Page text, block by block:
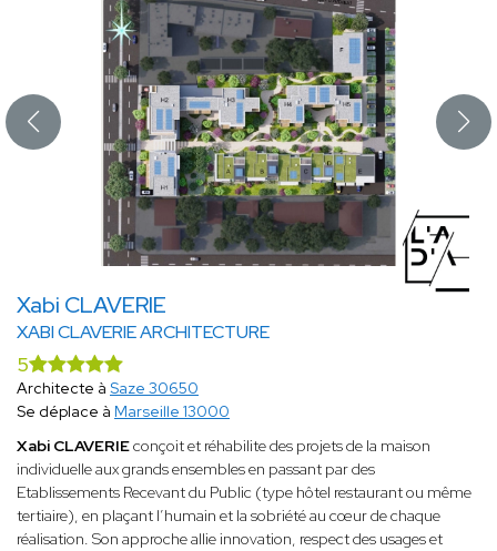
Xabi CLAVERIE
XABI CLAVERIE ARCHITECTURE
5
Architecte à Saze 30650
Se déplace à Marseille 13000
Xabi CLAVERIEconçoit et réhabilite des projets de la maison
individuelle aux grands ensembles en passant par des
Etablissements Recevant du Public (type hôtel restaurant ou même
tertiaire), en plaçant l’humain et la sobriété au cœur de chaque
réalisation. Son approche allie innovation, respect des usages et